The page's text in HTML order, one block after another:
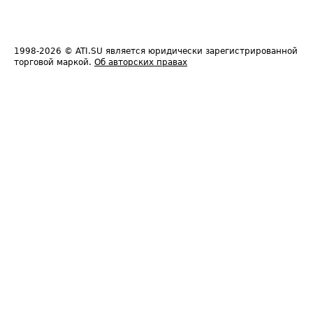
1998-2026 © ATI.SU является юридически зарегистрированной
торговой маркой. Об авторских правах